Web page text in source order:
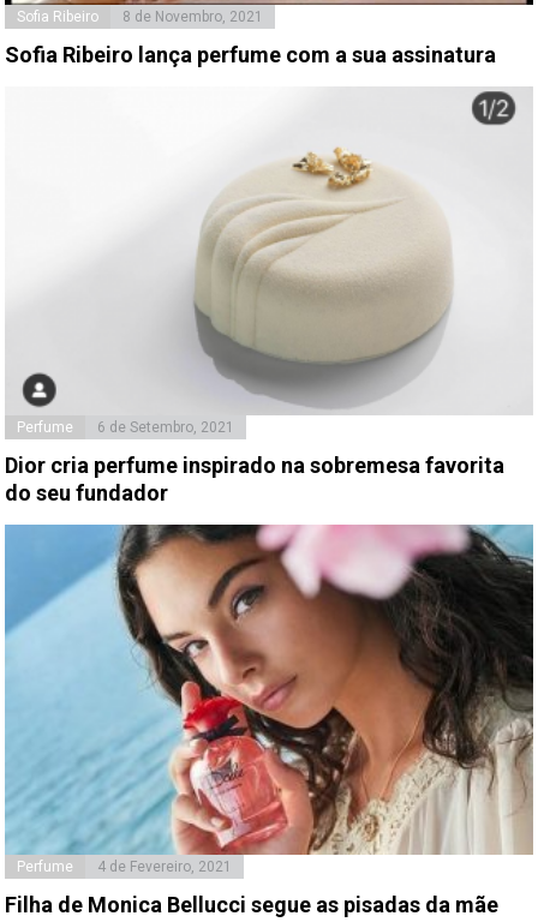
Sofia Ribeiro 8 de Novembro, 2021
Sofia Ribeiro lança perfume com a sua assinatura
Perfume 6 de Setembro, 2021
Dior cria perfume inspirado na sobremesa favorita
do seu fundador
Perfume 4 de Fevereiro, 2021
Filha de Monica Bellucci segue as pisadas da mãe